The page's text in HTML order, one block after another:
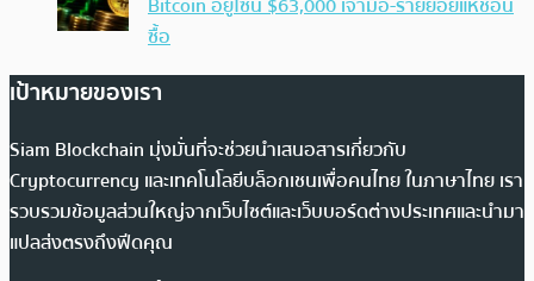
ซื้อ
เป้าหมายของเรา
Siam Blockchain มุ่งมั่นที่จะช่วยนำเสนอสารเกี่ยวกับ
Cryptocurrency และเทคโนโลยีบล็อกเชนเพื่อคนไทย ในภาษาไทย เรา
รวบรวมข้อมูลส่วนใหญ่จากเว็บไซต์และเว็บบอร์ดต่างประเทศและนำมา
แปลส่งตรงถึงฟีดคุณ